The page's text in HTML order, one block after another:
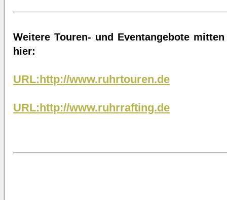
Weitere Touren- und Eventangebote
hier:
URL:http://www.ruhrtouren.de
URL:http://www.ruhrrafting.de